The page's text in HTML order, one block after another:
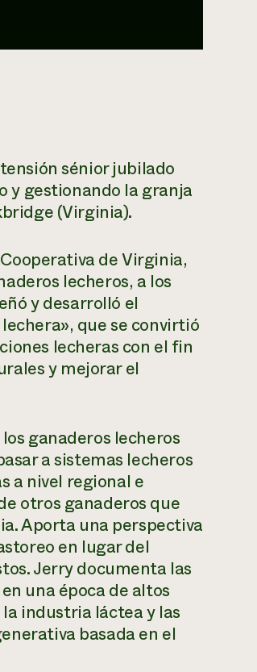
sénior jubilado
y gestionando la granja
(Virginia).
de Virginia,
lecheros, a los
y desarrolló el
que se convirtió
lecheras con el fin
y mejorar el
ganaderos lecheros
a sistemas lecheros
a nivel regional e
otros ganaderos que
Aporta una perspectiva
en lugar del
Jerry documenta las
una época de altos
industria láctea y las
basada en el